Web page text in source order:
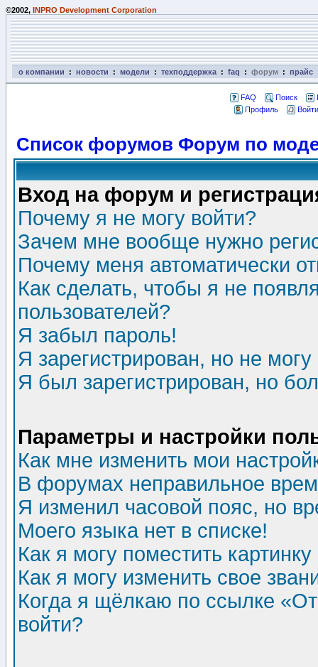
©2002, INPRO Development Corporation
о компании : новости : модели : техподдержка : faq : форум : прайс
FAQ Поиск
Профиль
Список форумов Форум по
Вход на форум и
Почему я не могу войти?
Зачем мне вообще нужно
Почему меня автоматически
Как сделать, чтобы я не
пользователей?
Я забыл пароль!
Я зарегистрирован, но не могу
Я был зарегистрирован, но
Параметры и настройки
Как мне изменить мои
В форумах неправильное
Я изменил часовой пояс, но
Моего языка нет в списке!
Как я могу поместить
Как я могу изменить свое
Когда я щёлкаю по ссылке
войти?